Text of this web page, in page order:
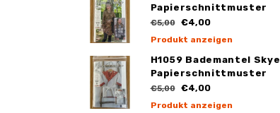
Papierschnittmuster
€5,00 €4,00
Produkt anzeigen
H1059 Bademantel Skye
Papierschnittmuster
€5,00 €4,00
Produkt anzeigen